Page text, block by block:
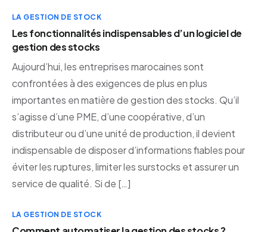
LA GESTION DE STOCK
Les fonctionnalités indispensables d’un logiciel de
gestion des stocks
Aujourd’hui, les entreprises marocaines sont
confrontées à des exigences de plus en plus
importantes en matière de gestion des stocks. Qu’il
s’agisse d’une PME, d’une coopérative, d’un
distributeur ou d’une unité de production, il devient
indispensable de disposer d’informations fiables pour
éviter les ruptures, limiter les surstocks et assurer un
service de qualité. Si de […]
LA GESTION DE STOCK